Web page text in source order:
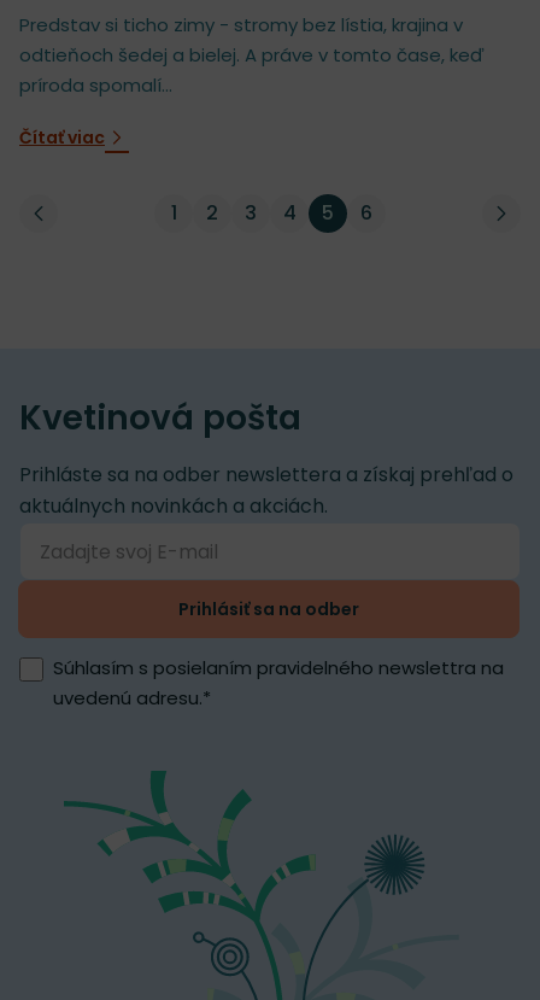
Predstav si ticho zimy - stromy bez lístia, krajina v
odtieňoch šedej a bielej. A práve v tomto čase, keď
príroda spomalí...
Čítať viac
1 2 3 4 5 6
Kvetinová pošta
Prihláste sa na odber newslettera a získaj prehľad o
aktuálnych novinkách a akciách.
Prihlásiť sa na odber
Súhlasím s posielaním pravidelného newslettra na
uvedenú adresu.*